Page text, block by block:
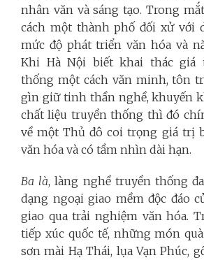
nhân văn và sáng tạo. Trong
cách một thành phố đối xử với
mức độ phát triển văn hóa và
Khi Hà Nội biết khai thác giá
thống một cách văn minh, tôn
gìn giữ tinh thần nghề, khuyến
chất liệu truyền thống thì đó
về một Thủ đô coi trọng giá trị
văn hóa và có tầm nhìn dài hạn.
Ba là, làng nghề truyền thống
dạng ngoại giao mềm độc đáo
giao qua trải nghiệm văn hóa.
tiếp xúc quốc tế, những món
sơn mài Hạ Thái, lụa Vạn Phúc,